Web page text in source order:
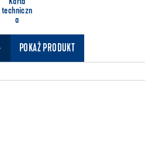
techniczn
a
POKAŻ PRODUKT